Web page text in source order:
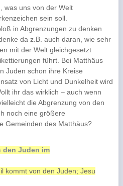
was uns von der Welt
sein soll.
in Abgrenzungen zu denken
da z.B. auch daran, wie sehr
mit der Welt gleichgesetzt
führt. Bei Matthäus
Juden schon ihre Kreise
von Licht und Dunkelheit wird
ihr das wirklich – auch wenn
die Abgrenzung von den
noch eine größere
Gemeinden des Matthäus?
den Juden im
kommt von den Juden; Jesu